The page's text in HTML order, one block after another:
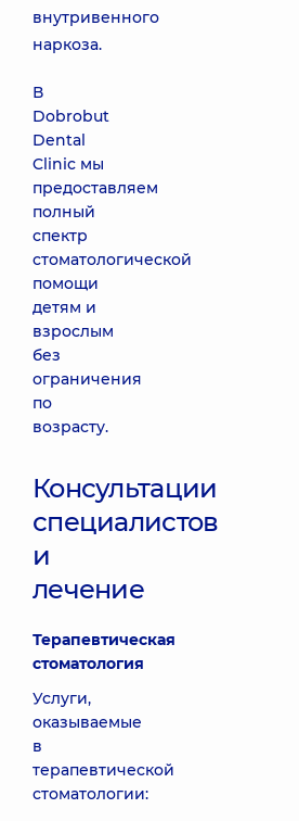
внутривенного
наркоза.
В
Dobrobut
Dental
Clinic мы
предоставляем
полный
спектр
стоматологической
помощи
детям и
взрослым
без
ограничения
по
возрасту.
Консультации
специалистов
и
лечение
Терапевтическая
стоматология
Услуги,
оказываемые
в
терапевтической
стоматологии: